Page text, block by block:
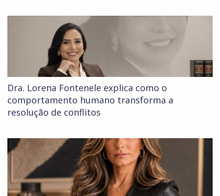
Dra. Lorena Fontenele explica como o
comportamento humano transforma a
resolução de conflitos